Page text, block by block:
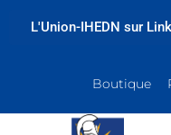
L'Union-IHEDN sur
Boutique